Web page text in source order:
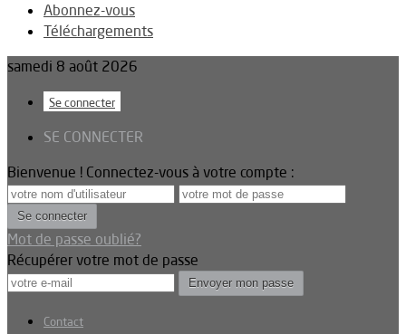
Abonnez-vous
Téléchargements
samedi 8 août 2026
Se connecter
SE CONNECTER
Bienvenue ! Connectez-vous à votre compte :
Mot de passe oublié?
Récupérer votre mot de passe
Contact